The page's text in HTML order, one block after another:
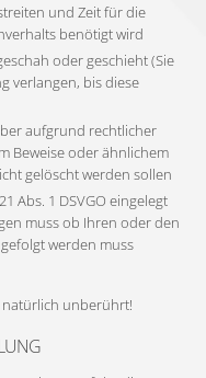
und Zeit für die
benötigt wird
oder geschieht (Sie
verlangen, bis diese
aufgrund rechtlicher
Beweise oder ähnlichem
gelöscht werden sollen
Abs. 1 DSVGO eingelegt
muss ob Ihren oder den
werden muss
natürlich unberührt!